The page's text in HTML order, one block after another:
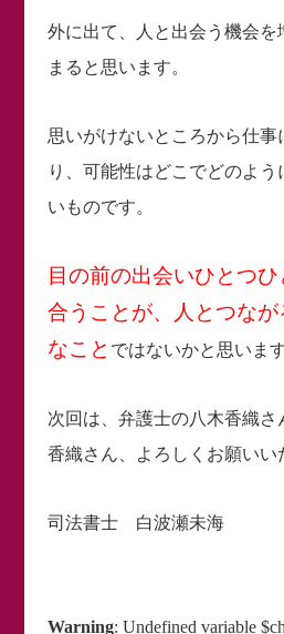
外に出て、人と出会う機会を
まると思います。
思いがけないところから仕事
り、可能性はどこでどのよ
いものです。
目の前の出会いひとつ
合うことが、人とつな
なこと ではないかと思います
次回は、弁護士の八木香織さ
香織さん、よろしくお願いい
司法書士 白波瀬未海
Warning: Undefined variable